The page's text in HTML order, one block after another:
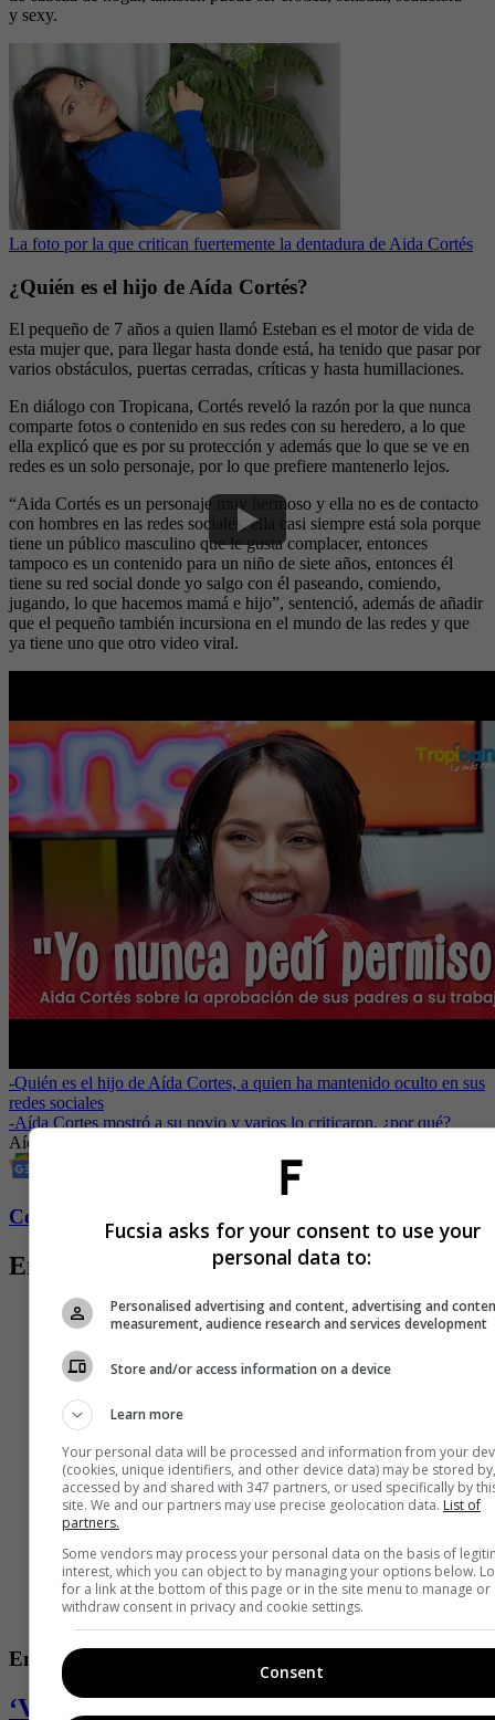
y sexy.
La foto por la que critican fuertemente la dentadura de Aida Cortés
¿Quién es el hijo de Aída Cortés?
El pequeño de 7 años a quien llamó Esteban es el motor de vida de
esta mujer que, para llegar hasta donde está, ha tenido que pasar por
varios obstáculos, puertas cerradas, críticas y hasta humillaciones.
En diálogo con Tropicana, Cortés reveló la razón por la que nunca
comparte fotos o contenido en sus redes con su heredero, a lo que
ella explicó que es por su protección y además que lo que se ve en
redes es un solo personaje, por lo que prefiere mantenerlo lejos.
“Aida Cortés es un personaje muy hermoso y ella no es de contacto
con hombres en las redes sociales, ella casi siempre está sola porque
tiene un público masculino que le gusta complacer, entonces
tampoco es un contenido para un niño de siete años, entonces él
tiene su red social donde yo salgo con él paseando, comiendo,
jugando, lo que hacemos mamá e hijo”, sentenció, además de añadir
que el pequeño también incursiona en el mundo de las redes y que
ya tiene uno que otro video viral.
-Quién es el hijo de Aída Cortes, a quien ha mantenido oculto en sus
redes sociales
-Aída Cortes mostró a su novio y varios lo criticaron, ¿por qué?
Aída Cortés
Conozca más de Fucsia aquí
Entradas relacionadas
Entretenimiento
‘Valkyria’, ganadora del ‘Desafió’, se
Fucsia asks for your consent to use your
personal data to:
Personalised advertising and content, advertising and
measurement, audience research and services development
Store and/or access information on a device
Learn more
Your personal data will be processed and information from your
(cookies, unique identifiers, and other device data) may be stored by,
accessed by and shared with 347 partners, or used specifically by
site. We and our partners may use precise geolocation data. List of
partners.
Some vendors may process your personal data on the basis of
interest, which you can object to by managing your options below.
for a link at the bottom of this page or in the site menu to manage or
withdraw consent in privacy and cookie settings.
Consent